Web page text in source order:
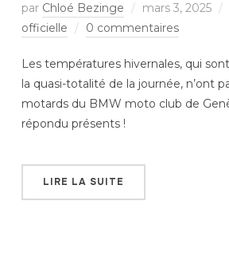
par Chloé Bezinge mars 3, 2025
officielle
0 commentaires
Les températures hivernales, qui
la quasi-totalité de la journée, n’ont
motards du BMW moto club de
répondu présents !
LIRE LA SUITE